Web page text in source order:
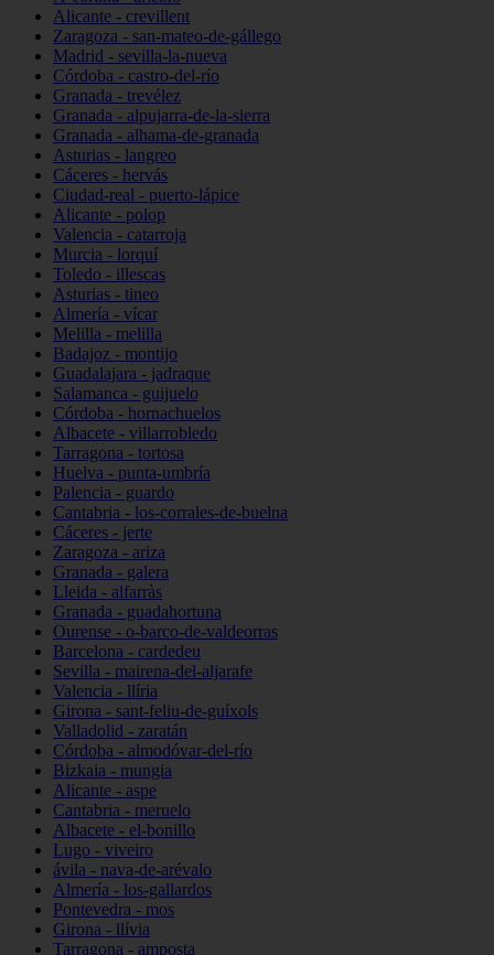
Alicante - crevillent
Zaragoza - san-mateo-de-gállego
Madrid - sevilla-la-nueva
Córdoba - castro-del-río
Granada - trevélez
Granada - alpujarra-de-la-sierra
Granada - alhama-de-granada
Asturias - langreo
Cáceres - hervás
Ciudad-real - puerto-lápice
Alicante - polop
Valencia - catarroja
Murcia - lorquí
Toledo - illescas
Asturias - tineo
Almería - vícar
Melilla - melilla
Badajoz - montijo
Guadalajara - jadraque
Salamanca - guijuelo
Córdoba - hornachuelos
Albacete - villarrobledo
Tarragona - tortosa
Huelva - punta-umbría
Palencia - guardo
Cantabria - los-corrales-de-buelna
Cáceres - jerte
Zaragoza - ariza
Granada - galera
Lleida - alfarràs
Granada - guadahortuna
Ourense - o-barco-de-valdeorras
Barcelona - cardedeu
Sevilla - mairena-del-aljarafe
Valencia - llíria
Girona - sant-feliu-de-guíxols
Valladolid - zaratán
Córdoba - almodóvar-del-río
Bizkaia - mungia
Alicante - aspe
Cantabria - meruelo
Albacete - el-bonillo
Lugo - viveiro
ávila - nava-de-arévalo
Almería - los-gallardos
Pontevedra - mos
Girona - llívia
Tarragona - amposta